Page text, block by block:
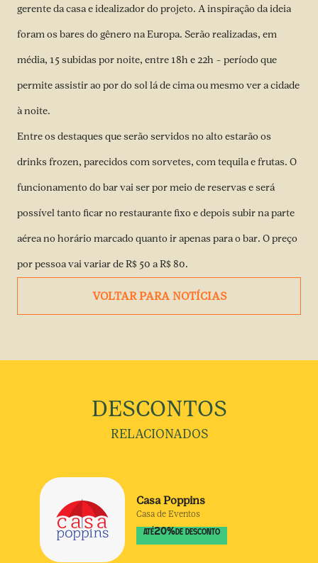
gerente da casa e idealizador do projeto. A inspiração da ideia
foram os bares do gênero na Europa. Serão realizadas, em
média, 15 subidas por noite, entre 18h e 22h – período que
permite assistir ao por do sol lá de cima ou mesmo ver a cidade
à noite.
Entre os destaques que serão servidos no alto estarão os
drinks frozen, parecidos com sorvetes, com tequila e frutas. O
funcionamento do bar vai ser por meio de reservas e será
possível tanto ficar no restaurante fixo e depois subir na parte
aérea no horário marcado quanto ir apenas para o bar. O preço
por pessoa vai variar de R$ 50 a R$ 80.
VOLTAR PARA NOTÍCIAS
DESCONTOS
RELACIONADOS
Casa Poppins
Casa de Eventos
ATÉ20% DE DESCONTO